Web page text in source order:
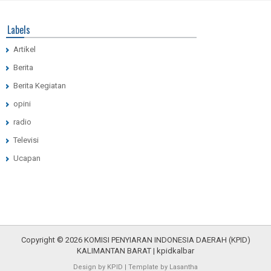
Labels
Artikel
Berita
Berita Kegiatan
opini
radio
Televisi
Ucapan
Copyright © 2026 KOMISI PENYIARAN INDONESIA DAERAH (KPID)
KALIMANTAN BARAT | kpid kalbar
Design by KPID | Template by Lasantha